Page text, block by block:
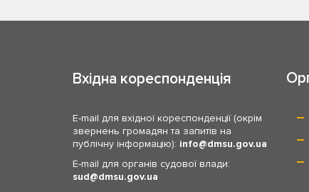
Вхідна кореспонденція
E-mail для вхідної кореспонденції (окрім
звернень громадян та запитів на
публічну інформацію): info
dmsu.gov.ua
E-mail для органів судової влади:
sud
dmsu.gov.ua